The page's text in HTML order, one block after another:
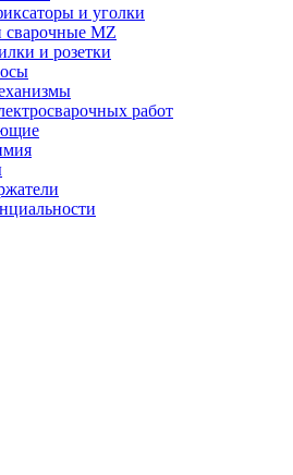
и уголки
сварочные MZ
и розетки
работ